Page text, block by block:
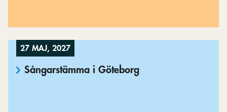
27 MAJ, 2027
Sångarstämma i Göteborg